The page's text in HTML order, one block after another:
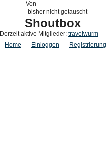
Von
-bisher nicht getauscht-
Shoutbox
Derzeit aktive Mitglieder: travelwurm
Home
Einloggen Registrierung